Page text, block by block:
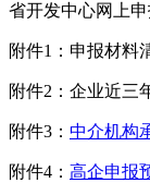
省开发中心网上
附件1：申报材料
附件2：企业近三
附件3： 中介机构
附件4： 高企申报